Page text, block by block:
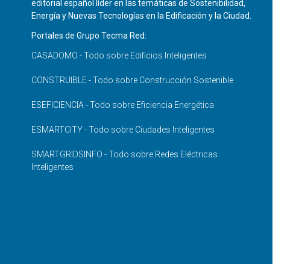
editorial español líder en las temáticas de Sostenibilidad,
Energía y Nuevas Tecnologías en la Edificación y la Ciudad.
Portales de Grupo Tecma Red:
CASADOMO - Todo sobre Edificios Inteligentes
CONSTRUIBLE - Todo sobre Construcción Sostenible
ESEFICIENCIA - Todo sobre Eficiencia Energética
ESMARTCITY - Todo sobre Ciudades Inteligentes
SMARTGRIDSINFO - Todo sobre Redes Eléctricas
Inteligentes